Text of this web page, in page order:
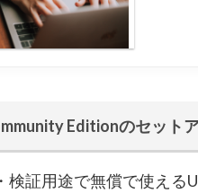
Editionのセット
検証用途で無償で使える